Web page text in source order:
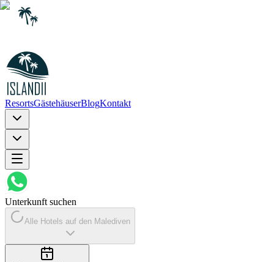
ResortsGästehäuserBlogKontakt
Unterkunft suchen
Alle Hotels auf den Malediven